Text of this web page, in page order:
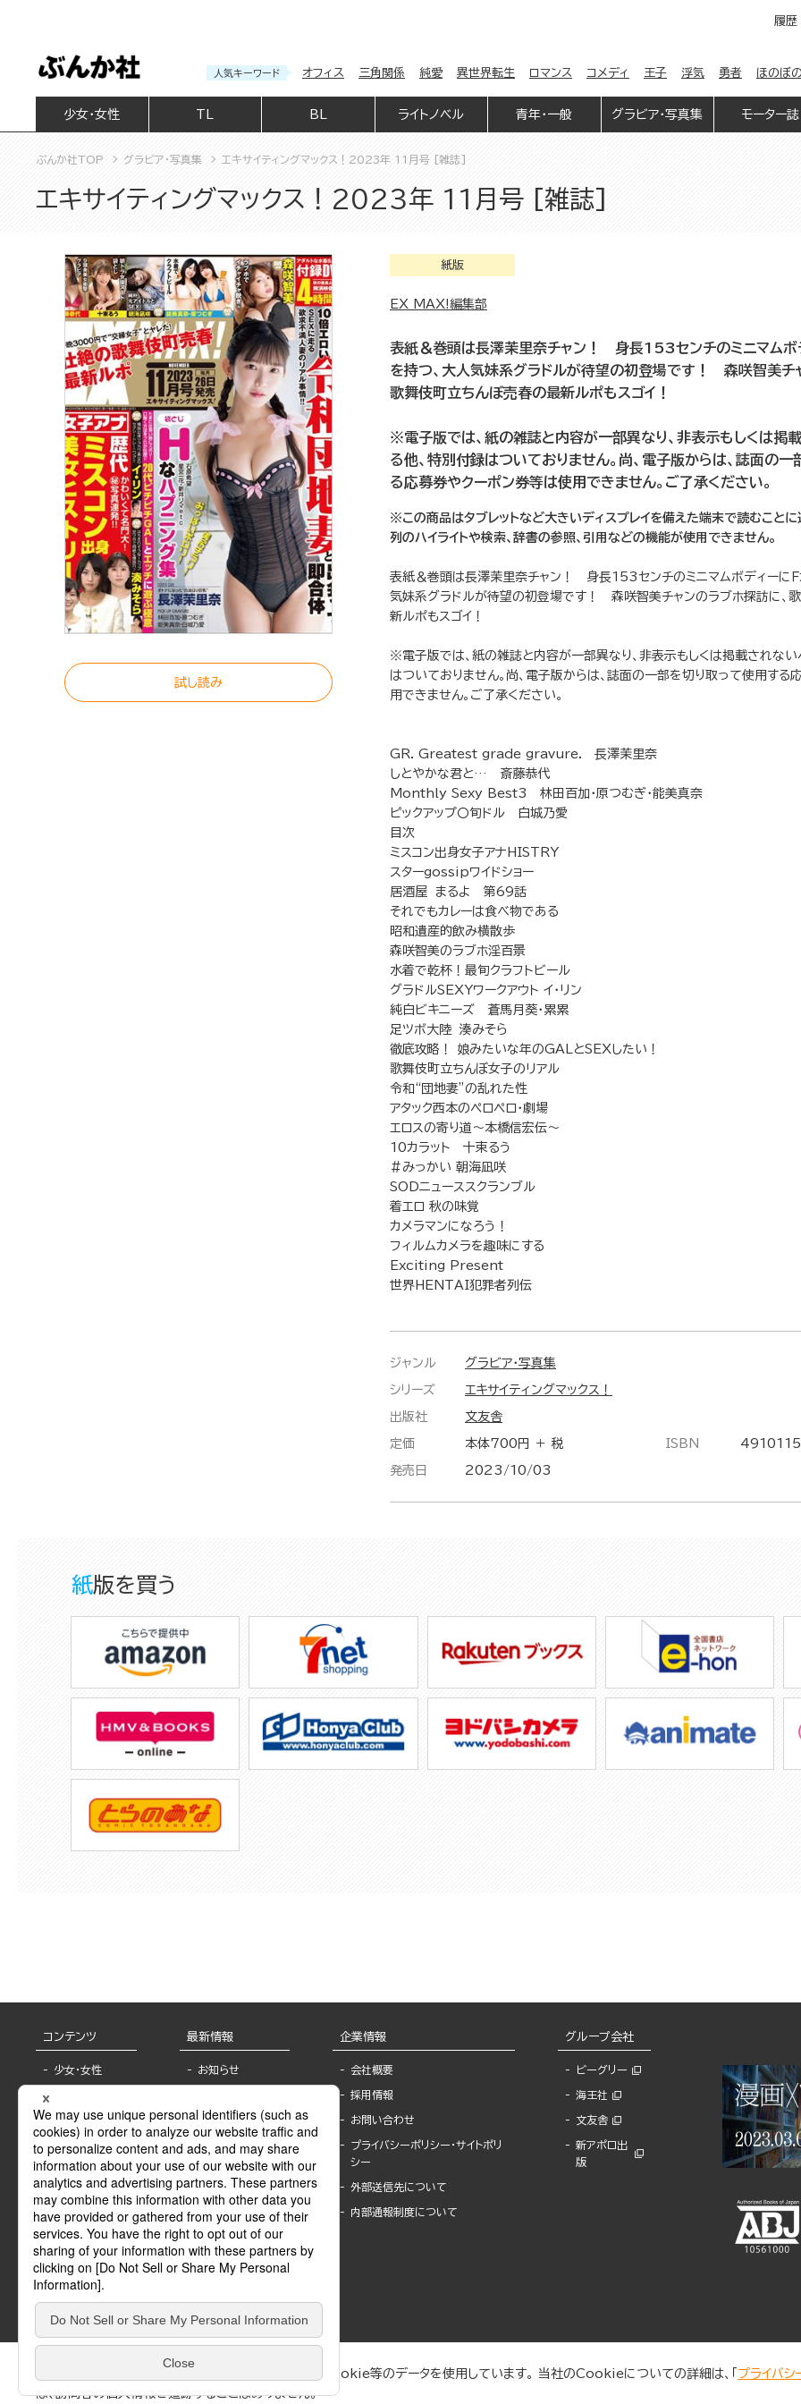
履歴
人気キーワード オフィス 三角関係 純愛 異世界転生 ロマンス コメディ 王子 浮気 勇者 ほのぼの
少女・女性 BL ライトノベル 青年・一般 グラビア・写真集 モーター誌
ぶんか社TOP グラビア・写真集 エキサイティングマックス！2023年 11月号 [雑誌]
エキサイティングマックス！2023年 11月号 [雑誌]
試し読み
紙版
EX MAX!編集部
表紙＆巻頭は長澤茉里奈チャン！ 身長153センチのミニマムボ
を持つ、大人気妹系グラドルが待望の初登場です！ 森咲智美チ
歌舞伎町立ちんぼ売春の最新ルポもスゴイ！
※電子版では、紙の雑誌と内容が一部異なり、非表示もしくは掲
る他、特別付録はついておりません。尚、電子版からは、誌面の
る応募券やクーポン券等は使用できません。ご了承ください。
※この商品はタブレットなど大きいディスプレイを備えた端末で読むことに
列のハイライトや検索、辞書の参照、引用などの機能が使用できません。
表紙＆巻頭は長澤茉里奈チャン！ 身長153センチのミニマムボディーにＦ
気妹系グラドルが待望の初登場です！ 森咲智美チャンのラブホ探訪に、
新ルポもスゴイ！
※電子版では、紙の雑誌と内容が一部異なり、非表示もしくは掲載されない
はついておりません。尚、電子版からは、誌面の一部を切り取って使用する
用できません。ご了承ください。
GR. Greatest grade gravure. 長澤茉里奈
しとやかな君と… 斎藤恭代
Monthly Sexy Best3 林田百加・原つむぎ・能美真奈
ピックアップ〇旬ドル 白城乃愛
目次
ミスコン出身女子アナHISTRY
スターgossipワイドショー
居酒屋 まるよ 第69話
それでもカレーは食べ物である
昭和遺産的飲み横散歩
森咲智美のラブホ淫百景
水着で乾杯！最旬クラフトビール
グラドルSEXYワークアウト イ・リン
純白ビキニーズ 蒼馬月葵・累累
足ツボ大陸 湊みそら
徹底攻略！ 娘みたいな年のGALとSEXしたい！
歌舞伎町立ちんぼ女子のリアル
令和“団地妻”の乱れた性
アタック西本のペロペロ・劇場
エロスの寄り道〜本橋信宏伝〜
10カラット 十束るう
＃みっかい 朝海凪咲
SODニューススクランブル
着エロ 秋の味覚
カメラマンになろう！
フィルムカメラを趣味にする
Exciting Present
世界HENTAI犯罪者列伝
ジャンル グラビア・写真集
シリーズ エキサイティングマックス！
出版社 文友舎
定価 本体700円 ＋ 税
発売日 2023/10/03
ISBN
紙版を買う
コンテンツ
少女・女性
BL
ライトノベル
青年・一般
グラビア・写真
モーター誌
SPECIAL
Sublicense
最新情報
お知らせ
報
書店様へ
海外ライセンシー
公式SNSアカウ
ント
作家一覧
Keyword list
Author list
企業情報
会社概要
採用情報
お問い合わせ
プライバシーポリシー・サイトポリ
シー
外部送信先について
内部通報制度について
グループ会社
ビーグリー
海王社
文友舎
新アポロ出
版
ぶんか社が運営するサイトでは、利便性向上のためにCookie等のデータを使用しています。 当社のCookieについての詳細は、「 プライバシ
は、訪問者の個人情報を追跡することはありません。